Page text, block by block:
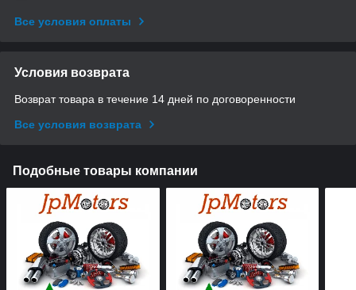
Все условия оплаты
Условия возврата
Возврат товара в течение 14 дней по договоренности
Все условия возврата
Подобные товары компании